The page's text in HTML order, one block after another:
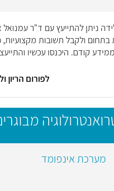
ניתן להתייעץ עם ד"ר עמנואל
ולקבל תשובות מקצועיות,
קודם. היכנסו עכשיו
לפורום הריון
מערכת אינפומד